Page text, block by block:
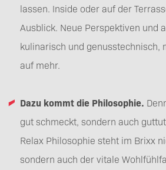
lassen. Inside oder auf der
Ausblick. Neue Perspektiven und
kulinarisch und genusstechnisch,
auf mehr.
Dazu kommt die Philosophie.
gut schmeckt, sondern auch
Relax Philosophie steht im Brixx
sondern auch der vitale